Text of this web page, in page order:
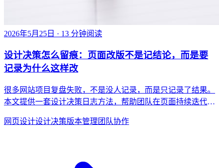
2026年5月25日 · 13 分钟阅读
设计决策怎么留痕：页面改版不是记结论，而是要
记录为什么这样改
很多网站项目复盘失败，不是没人记录，而是只记录了结果。
本文提供一套设计决策日志方法，帮助团队在页面持续迭代中
网页设计设计决策版本管理 团队协作